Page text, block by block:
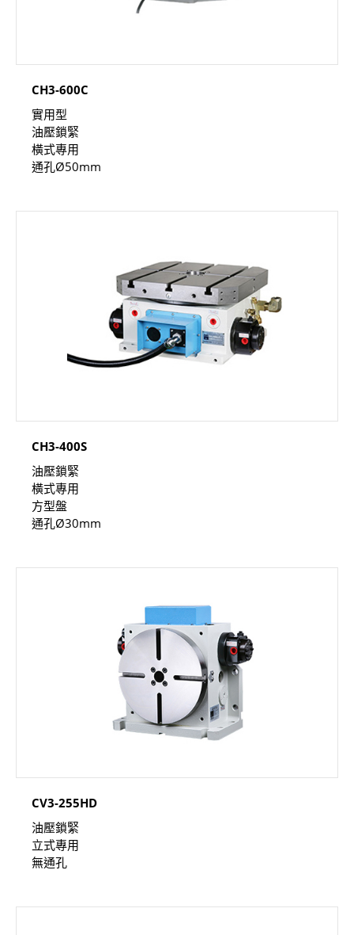
CH3-600C
實用型
油壓鎖緊
橫式專用
通孔Ø50mm
CH3-400S
油壓鎖緊
橫式專用
方型盤
通孔Ø30mm
CV3-255HD
油壓鎖緊
立式專用
無通孔